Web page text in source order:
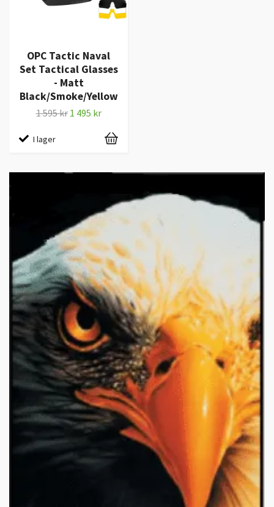
OPC Tactic Naval
Set Tactical Glasses
- Matt
Black/Smoke/Yellow
1 595 kr 1 495 kr
I lager